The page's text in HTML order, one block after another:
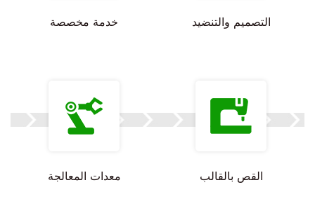
خدمة مخصصة التصميم والتنضيد
معدات المعالجة القص بالقالب